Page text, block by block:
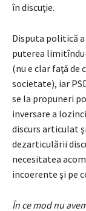
în discuţie.
Disputa politică
puterea
(nu e clar faţă de
societate), iar
se la propuneri
inversare a
discurs articulat
dezarticulării
necesitatea
incoerente şi pe
În ce mod nu